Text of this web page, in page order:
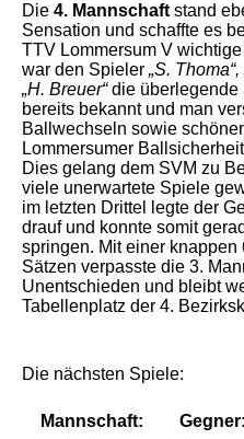
Die 4. Mannschaft stand
Sensation und schaffte es
TTV Lommersum V
war den Spieler „S.
„H. Breuer“die überlegende
bereits bekannt und man
Ballwechseln sowie
Lommersumer
Dies gelang dem SVM zu
viele unerwartete Spiele
im letzten Drittel legte der
drauf und konnte somit
springen. Mit einer
Sätzen verpasste die 3.
Unentschieden und bleibt
Tabellenplatz der 4.
Die nächsten Spiele:
Mannschaft: Gegner: